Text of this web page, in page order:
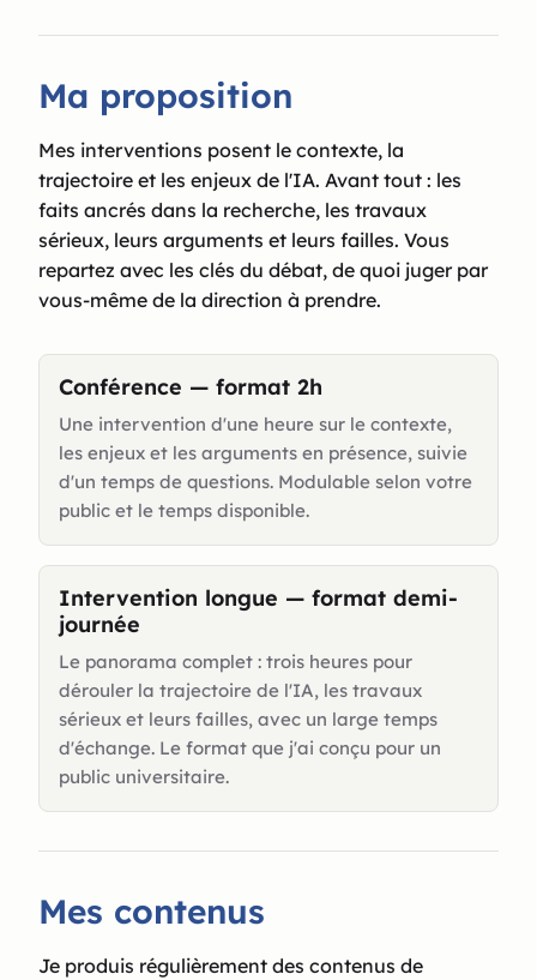
Ma proposition
Mes interventions posent le contexte, la
trajectoire et les enjeux de l'IA. Avant tout : les
faits ancrés dans la recherche, les travaux
sérieux, leurs arguments et leurs failles. Vous
repartez avec les clés du débat, de quoi juger par
vous-même de la direction à prendre.
Conférence — format 2h
Une intervention d'une heure sur le contexte,
les enjeux et les arguments en présence, suivie
d'un temps de questions. Modulable selon votre
public et le temps disponible.
Intervention longue — format demi-
journée
Le panorama complet : trois heures pour
dérouler la trajectoire de l'IA, les travaux
sérieux et leurs failles, avec un large temps
d'échange. Le format que j'ai conçu pour un
public universitaire.
Mes contenus
Je produis régulièrement des contenus de